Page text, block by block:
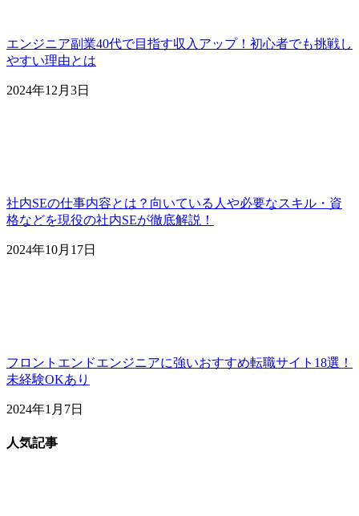
エンジニア副業40代で目指す収入アップ！初心者でも挑戦し
やすい理由とは
2024年12月3日
社内SEの仕事内容とは？向いている人や必要なスキル・資
格などを現役の社内SEが徹底解説！
2024年10月17日
フロントエンドエンジニアに強いおすすめ転職サイト18選！
未経験OKあり
2024年1月7日
人気記事